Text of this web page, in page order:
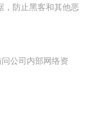
，防止黑客和其他恶
公司内部网络资